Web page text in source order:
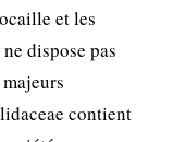
et les
dispose pas
contient